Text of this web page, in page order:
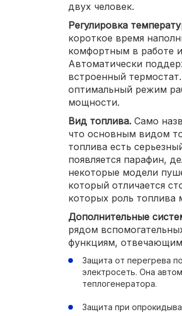
двух человек.
Регулировка
короткое время
комфортным в работе
Автоматически
встроенный
оптимальный режим
мощности.
Вид топлива. Само
что основным видом
топлива есть
появляется парафин,
некоторые модели
который отличается
которых роль топлива
Дополнительные
рядом
функциям, отвечающим
Защита от перегрева
электросеть. Она
теплогенератора.
Защита при